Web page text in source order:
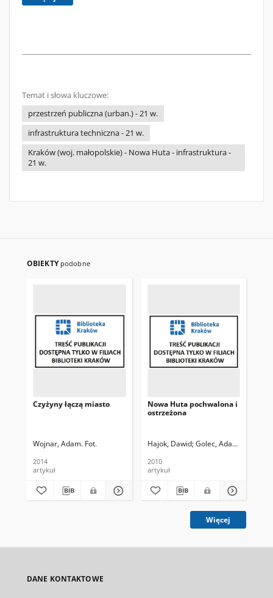
Temat i słowa kluczowe:
przestrzeń publiczna (urban.) - 21 w.
infrastruktura techniczna - 21 w.
Kraków (woj. małopolskie) - Nowa Huta - infrastruktura -
21 w.
OBIEKTY podobne
Czyżyny łączą miasto
Wojnar, Adam. Fot.
2014
artykuł
Nowa Huta pochwalona i
ostrzeżona
Hajok, Dawid Golec, Adam. Fot.
2010
artykuł
Więcej
DANE KONTAKTOWE